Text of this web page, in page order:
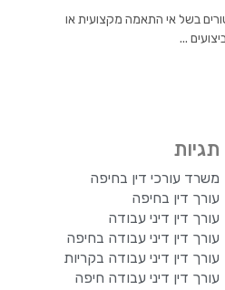
בשל אי התאמה מקצועית או
...
תגיות
משרד עורכי דין בחיפה
עורך דין בחיפה
עורך דין דיני עבודה
עורך דין דיני עבודה בחיפה
עורך דין דיני עבודה בקריות
עורך דין דיני עבודה חיפה